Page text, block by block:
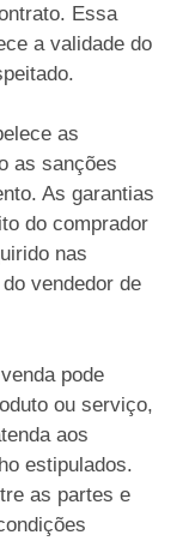
Essa
a validade do
as
as sanções
As garantias
do comprador
nas
vendedor de
pode
ou serviço,
aos
estipulados.
as partes e